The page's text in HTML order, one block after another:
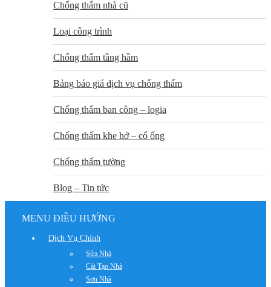
Chống thấm nhà cũ
Loại công trình
Chống thấm tầng hầm
Bảng báo giá dịch vụ chống thấm
Chống thấm ban công – logia
Chống thấm khe hở – cổ ống
Chống thấm tường
Blog – Tin tức
MENU ĐIỀU HƯỚNG
Dịch Vụ Chính
Sửa Nhà
Cải Tạo Nhà
Sơn Nhà